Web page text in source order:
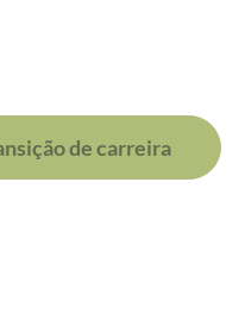
de carreira